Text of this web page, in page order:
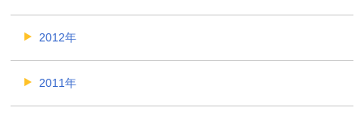
2012年
2011年